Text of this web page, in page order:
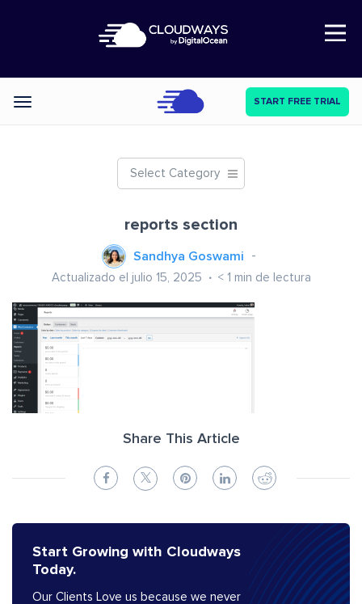
Open Nav
Categories START FREE TRIAL
Select Category
reports section
Sandhya Goswami
Actualizado el julio 15, 2025 < 1 min de lectura
Share This Article
Start Growing with Cloudways
Today.
Our Clients Love us because we never